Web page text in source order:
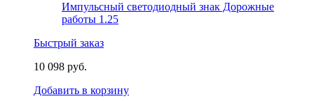
Импульсный светодиодный знак Дорожные
работы 1.25
Быстрый заказ
10 098 руб.
Добавить в корзину